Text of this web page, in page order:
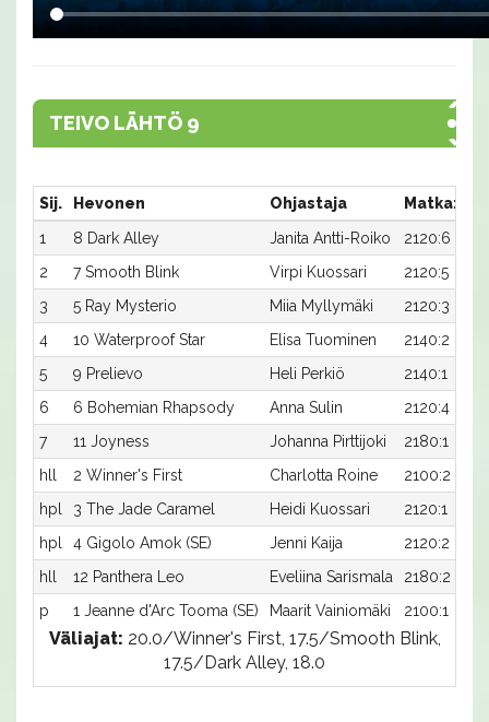
TEIVO LÄHTÖ 9
Sij. Hevonen Ohjastaja
1
8 Dark Alley Janita Antti-Roiko
2120:6
2
7 Smooth Blink Virpi Kuossari
2120:5
3
5 Ray Mysterio Miia Myllymäki
2120:3
4
10 Waterproof Star Elisa Tuominen
2140:2
5
9 Prelievo Heli Perkiö
2140:1
6
6 Bohemian Rhapsody Anna Sulin
2120:4
7
11 Joyness Johanna Pirttijoki
2180:1
hll
2 Winner's First Charlotta Roine
2100:2
hpl
3 The Jade Caramel Heidi Kuossari
2120:1
hpl
4 Gigolo Amok (SE) Jenni Kaija
2120:2
hll
12 Panthera Leo Eveliina Sarismala
2180:2
p
1 Jeanne d'Arc Tooma (SE) Maarit Vainiomäki 2100:1
Väliajat: 20.0/Winner's First, 17.5/Smooth Blink,
17.5/Dark Alley, 18.0